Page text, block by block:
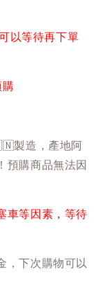
以等待再下單
購
製造，產地阿
預購商品無法因
車等因素，等待
，下次購物可以